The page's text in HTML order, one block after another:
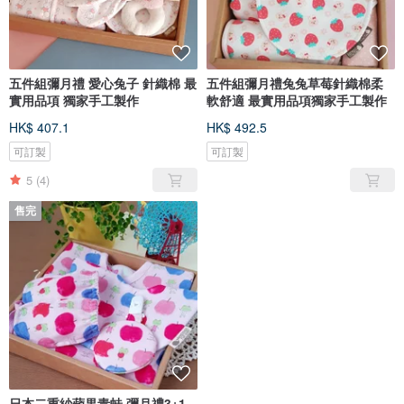
五件組彌月禮 愛心兔子 針織棉 最
實用品項 獨家手工製作
HK$ 407.1
可訂製
5 (4)
五件組彌月禮兔兔草莓針織棉柔
軟舒適 最實用品項獨家手工製作
HK$ 492.5
可訂製
售完